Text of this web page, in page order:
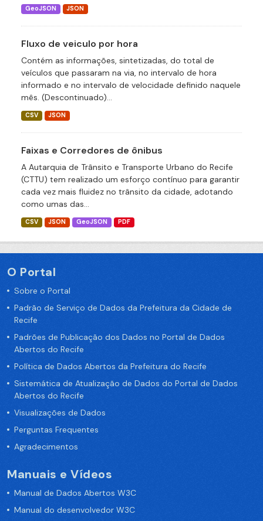
GeoJSON JSON
Fluxo de veiculo por hora
Contém as informações, sintetizadas, do total de
veículos que passaram na via, no intervalo de hora
informado e no intervalo de velocidade definido naquele
mês. (Descontinuado)...
CSV JSON
Faixas e Corredores de ônibus
A Autarquia de Trânsito e Transporte Urbano do Recife
(CTTU) tem realizado um esforço contínuo para garantir
cada vez mais fluidez no trânsito da cidade, adotando
como umas das...
CSV JSON GeoJSON PDF
O Portal
Sobre o Portal
Padrão de Serviço de Dados da Prefeitura da Cidade de
Recife
Padrões de Publicação dos Dados no Portal de Dados
Abertos do Recife
Política de Dados Abertos da Prefeitura do Recife
Sistemática de Atualização de Dados do Portal de Dados
Abertos do Recife
Visualizações de Dados
Perguntas Frequentes
Agradecimentos
Manuais e Vídeos
Manual de Dados Abertos W3C
Manual do desenvolvedor W3C